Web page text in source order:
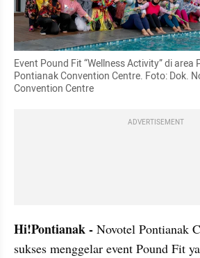
Event Pound Fit “Wellness Activity” di
Pontianak Convention Centre. Foto: Dok.
Convention Centre
ADVERTISEMENT
Hi!Pontianak - Novotel Pontianak
sukses menggelar event Pound Fit